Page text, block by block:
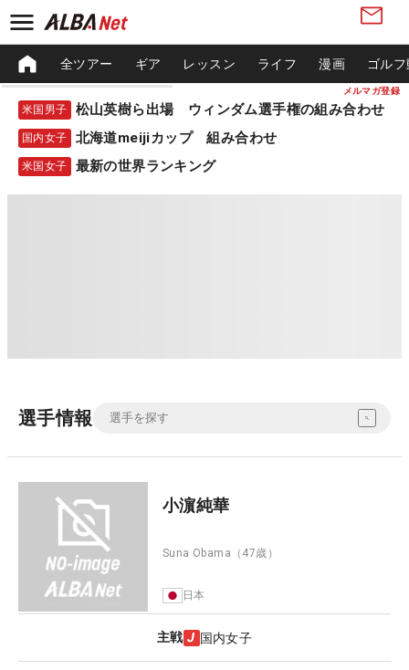
メルマガ登録
全ツアー ギア レッスン ライフ 漫画 ゴル
米国男子 松山英樹ら出場 ウィンダム選手権の組み合わせ
国内女子 北海道meijiカップ 組み合わせ
米国女子 最新の世界ランキング
選手情報
小濵純華
Suna Obama （47歳）
日本
主戦 国内女子